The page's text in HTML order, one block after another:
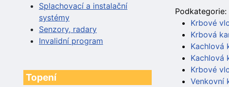
Splachovací a instalační
systémy
Senzory, radary
Invalidní program
Topení
Podkategorie:
Krbové
Krbová
Kachlová
Kachlová
Krbové
Venkovní